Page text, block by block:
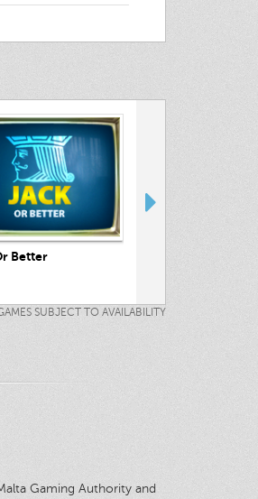
Play Now
Better
SUBJECT TO AVAILABILITY
Gaming Authority and